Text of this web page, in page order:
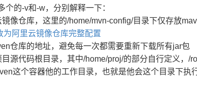
的-v和-w，分别解释一下：
像仓库，这里的/home/mvn-config/目录下仅存放
为阿里云镜像仓库完整配置
仓库的地址，避免每一次都需要重新下载所有jar包
源代码根目录，其中/home/proj/的部分自行定义，/
这个容器他的工作目录，也就是他会这个目录下执